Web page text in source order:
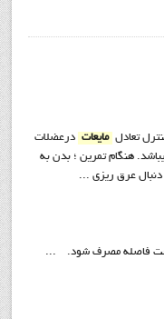
تعادل مایعات درعضلات
هنگام تمرین ؛ بدن به
عرق ریزی ...
فاصله مصرف شود. ...